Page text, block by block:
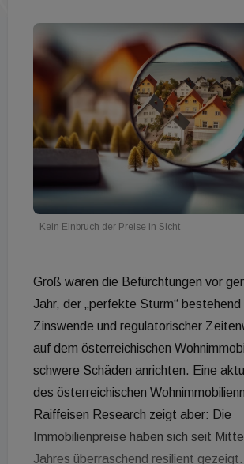
Kein Einbruch der Preise in Sicht
Groß waren die Befürchtungen vor
Jahr, der „perfekte Sturm“ bestehend
Zinswende und regulatorischer
auf dem österreichischen
schwere Schäden anrichten. Eine
des österreichischen
Raiffeisen Research zeigt aber: Die
Immobilienpreise haben sich seit
Jahres überraschend resilient